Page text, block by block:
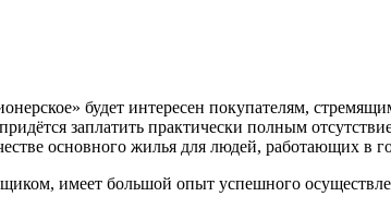
будет интересен покупателям,
заплатить практически полным
основного жилья для людей, работающих в
имеет большой опыт успешного